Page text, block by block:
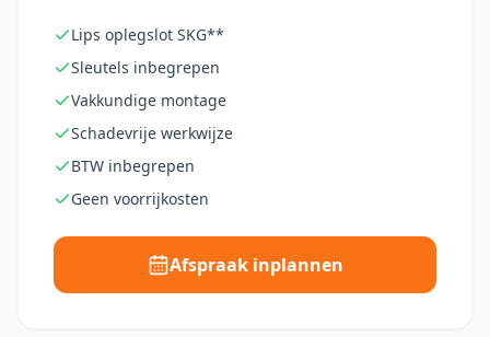
Lips oplegslot SKG**
Sleutels inbegrepen
Vakkundige montage
Schadevrije werkwijze
BTW inbegrepen
Geen voorrijkosten
Afspraak inplannen